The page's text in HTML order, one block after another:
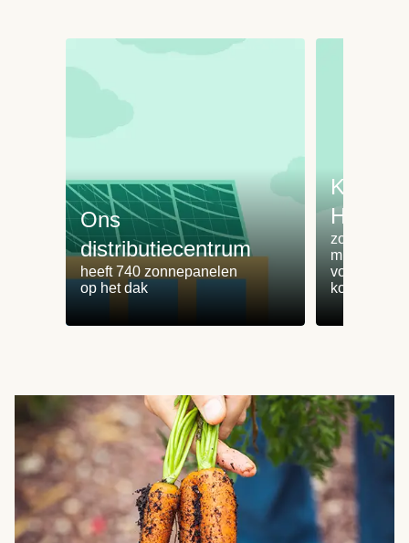
Ons
distributiecentrum
heeft 740 zonnepanelen
op het dak
Koken
zorgt voor
minder
koken